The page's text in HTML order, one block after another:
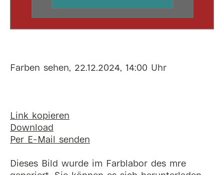
Farben sehen, 22.12.2024, 14:00 Uhr
Link kopieren
Download
Per E-Mail senden
Dieses Bild wurde im Farblabor des mre